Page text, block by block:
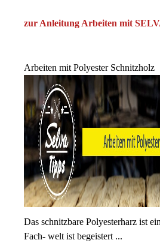
zur Anleitung Arbeiten mit
Arbeiten mit Polyester Schnitzholz
Das schnitzbare Polyesterharz ist
Fach- welt ist begeistert ...